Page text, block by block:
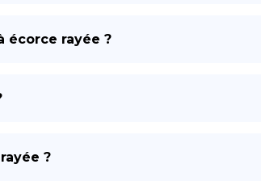
écorce rayée ?
?